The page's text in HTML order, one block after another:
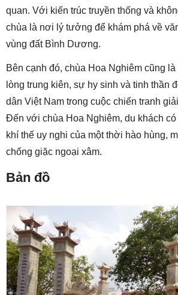
quan. Với kiến trúc truyền thống và
chùa là nơi lý tưởng để khám phá về
vùng đất Bình Dương.
Bên cạnh đó, chùa Hoa Nghiêm cũng
lòng trung kiên, sự hy sinh và tinh thần
dân Việt Nam trong cuộc chiến tranh
Đến với chùa Hoa Nghiêm, du khách
khí thế uy nghi của một thời hào hùng,
chống giặc ngoại xâm.
Bản đồ